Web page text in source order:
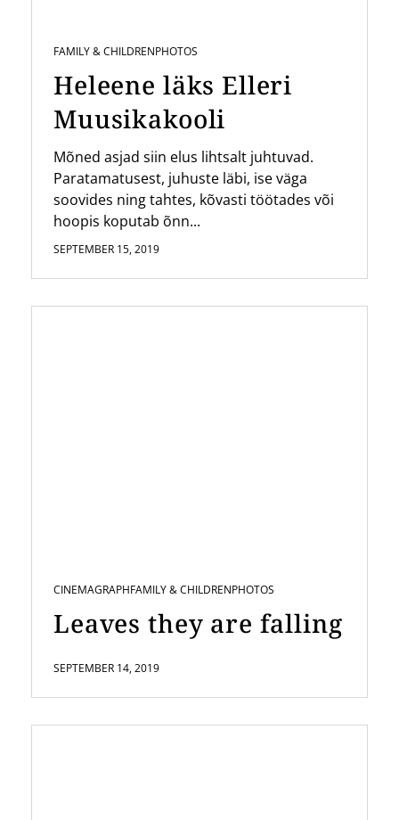
FAMILY & CHILDRENPHOTOS
Heleene läks Elleri
Muusikakooli
Mõned asjad siin elus lihtsalt juhtuvad.
Paratamatusest, juhuste läbi, ise väga
soovides ning tahtes, kõvasti töötades või
hoopis koputab õnn...
SEPTEMBER 15, 2019
CINEMAGRAPHFAMILY & CHILDRENPHOTOS
Leaves they are falling
SEPTEMBER 14, 2019